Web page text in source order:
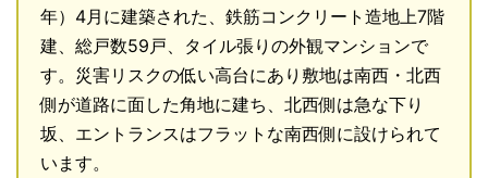
年）4月に建築された、鉄筋コンクリート造地上7階
建、総戸数59戸、タイル張りの外観マンションで
す。災害リスクの低い高台にあり敷地は南西・北西
側が道路に面した角地に建ち、北西側は急な下り
坂、エントランスはフラットな南西側に設けられて
います。